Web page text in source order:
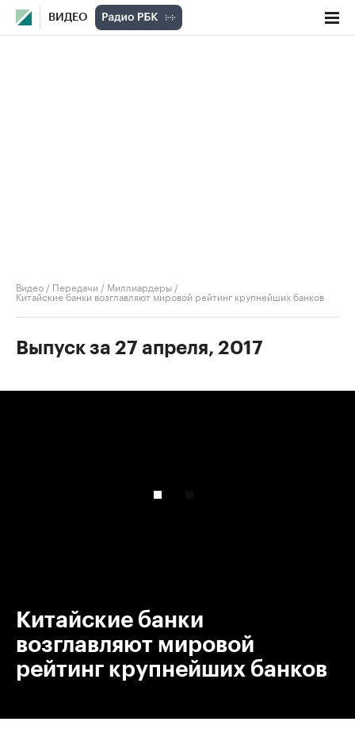
ВИДЕО
Видео / Передачи / Миллиардеры /
Китайские банки возглавляют мировой рейтинг крупнейших банков
Выпуск за 27 апреля, 2017
Китайские банки
возглавляют мировой
рейтинг крупнейших банков